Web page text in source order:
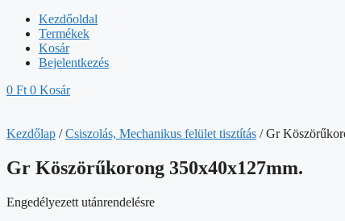
Kezdőoldal
Termékek
Kosár
Bejelentkezés
0 Ft 0 Kosár
Kezdőlap /Csiszolás, Mechanikus felület tisztítás / Gr
Gr Köszörűkorong 350x40x127mm.
Engedélyezett utánrendelésre